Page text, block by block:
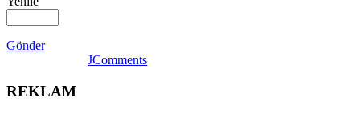
Gönder
JComments
REKLAM